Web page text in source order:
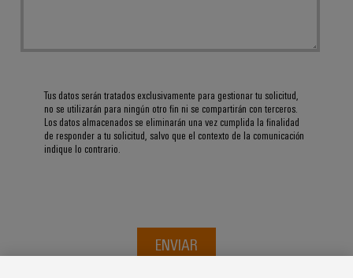
Tus datos serán tratados exclusivamente para gestionar tu solicitud,
no se utilizarán para ningún otro fin ni se compartirán con terceros.
Los datos almacenados se eliminarán una vez cumplida la finalidad
de responder a tu solicitud, salvo que el contexto de la comunicación
indique lo contrario.
ENVIAR